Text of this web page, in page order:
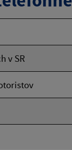
v SR